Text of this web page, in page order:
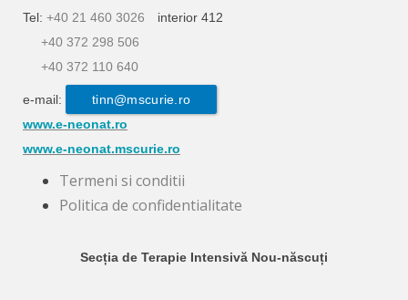
Tel: +40 21 460 3026
interior 412
+40 372 298 506
+40 372 110 640
e-mail:
tinn@mscurie.ro
www.e-neonat.ro
www.e-neonat.mscurie.ro
Termeni si conditii
Politica de confidentialitate
Secția de Terapie Intensivă Nou-născuți